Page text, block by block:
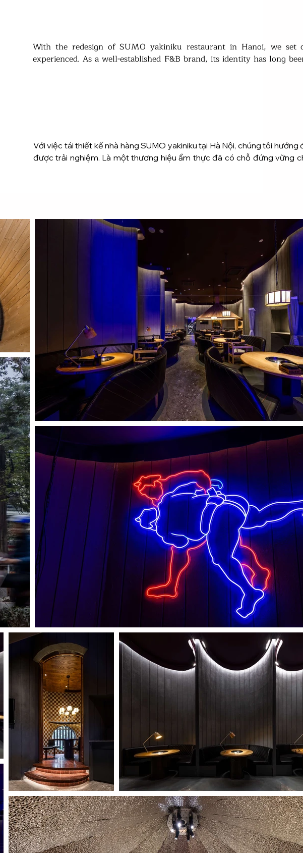
With the redesign of SUMO yakiniku restaurant in Hanoi, we set
experienced. As a well-established F&B brand, its identity has long
Với việc tái thiết kế nhà hàng SUMO yakiniku tại Hà Nội, chúng tôi
được trải nghiệm. Là một thương hiệu ẩm thực đã có chỗ đứng vững